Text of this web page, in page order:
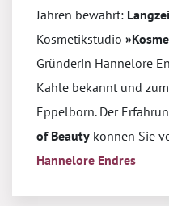
Jahren bewährt:
Kosmetikstudio
Gründerin Hannelore
Kahle bekannt und
Eppelborn. Der
of Beauty können Sie
Hannelore Endres